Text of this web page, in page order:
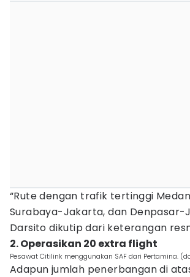
“Rute dengan trafik tertinggi
Surabaya-Jakarta, dan Denpasar-
Darsito dikutip dari keterangan
2. Operasikan 20 extra flight
Pesawat Citilink menggunakan SAF dari Pertamina.
Adapun jumlah penerbangan di